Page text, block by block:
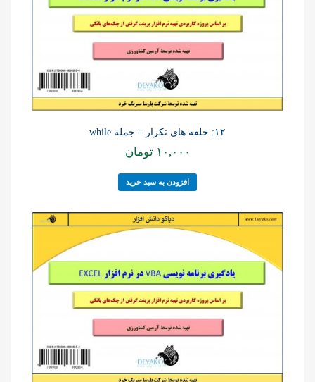
۱۲: حلقه های تکرار – جمله while
۱۰,۰۰۰ تومان
افزودن به سبد خرید